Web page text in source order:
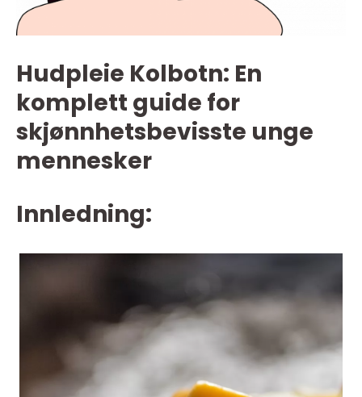
Hudpleie Kolbotn: En
komplett guide for
skjønnhetsbevisste unge
mennesker
Innledning: